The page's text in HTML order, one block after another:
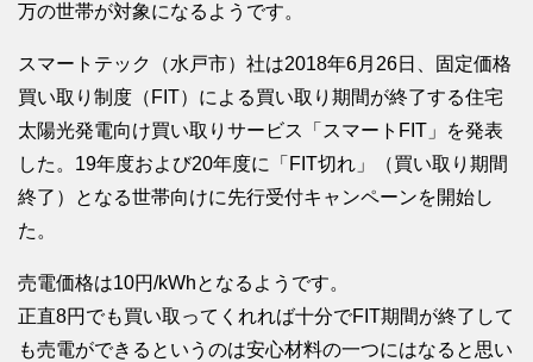
万の世帯が対象になるようです。
スマートテック（水戸市）社は2018年6月26日、固定価格
買い取り制度（FIT）による買い取り期間が終了する住宅
太陽光発電向け買い取りサービス「スマートFIT」を発表
した。19年度および20年度に「FIT切れ」（買い取り期間
終了）となる世帯向けに先行受付キャンペーンを開始し
た。
売電価格は10円/kWhとなるようです。
正直8円でも買い取ってくれれば十分でFIT期間が終了して
も売電ができるというのは安心材料の一つにはなると思い